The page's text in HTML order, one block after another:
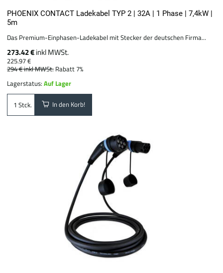
PHOENIX CONTACT Ladekabel TYP 2 | 32A | 1 Phase | 7,4kW |
5m
Das Premium-Einphasen-Ladekabel mit Stecker der deutschen Firma...
273.42 €inkl MWSt.
225.97 €
294 €inkl MWSt. Rabatt 7%
Lagerstatus:Auf Lager
Stck. In den Korb!